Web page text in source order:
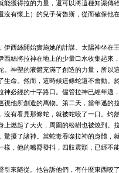
能獲得拉的力量，還可以將這種知識傳
沒有懷上）的兒子荷魯斯，從而確保他
伊西絲開始實施她的計謀。太陽神坐在
西絲將拉神在地上的少量口水收集起來
。神聖的液體充滿了創造的力量，所以
生命。然而，這時候這條蛇還不會動。
神必經的十字路口。儘管拉神已經年邁
視他所創造的萬物。第二天，當年邁的
沒有看見那條蛇，就被蛇咬了一口。灼
上燃起了大火，周圍的松樹也被燒到。
驚擾了諸神。當蛇毒吞噬拉神的身體，
樣，他的嘴脣發抖，四肢震顫，已經不能
引來隨從。他告訴他們，有什麼東西咬